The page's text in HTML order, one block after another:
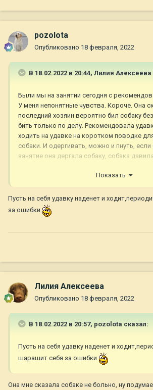
pozolota
Опубликовано 18 февраля, 2022
В 18.02.2022 в 20:44, Лилия Алексеева
Были мы на занятии сегодня с
У меня непонятные чувства. Короче. Она
последний хозяин вероятно бил собаку
бить только по делу. Рекомендовала
ходить на удавке на коротком поводке
собаки. И одергивать, можно и пнуть,
занятие она дергала собаку, собака
И собаку нужно ещё подкормить. Но я
хорошем форме. Зачем набирать? Короче
поедем.
Показать
Пусть на себя удавку наденет и
за ошибки
Лилия Алексеева
Опубликовано 18 февраля, 2022
В 18.02.2022 в 20:57, pozolota сказал:
Пусть на себя удавку наденет и
шарашит себя за ошибки
Она мне сказала собаке не больно, ну